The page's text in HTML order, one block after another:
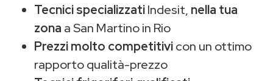
Tecnici specializzatiIndesit, nella tua
zona a San Martino in Rio
Prezzi molto competitivicon un ottimo
rapporto qualità-prezzo